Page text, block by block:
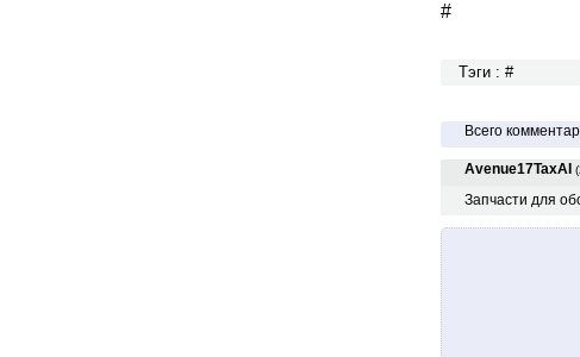
#
Тэги : #
Всего
Avenue17TaxAI
Запчасти для